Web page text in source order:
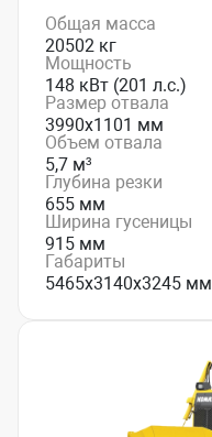
Общая масса
20502 кг
Мощность
148 кВт (201 л.с.)
Размер отвала
3990х1101 мм
Объем отвала
5,7 м³
Глубина резки
655 мм
Ширина гусеницы
915 мм
Габариты
5465х3140х3245 мм